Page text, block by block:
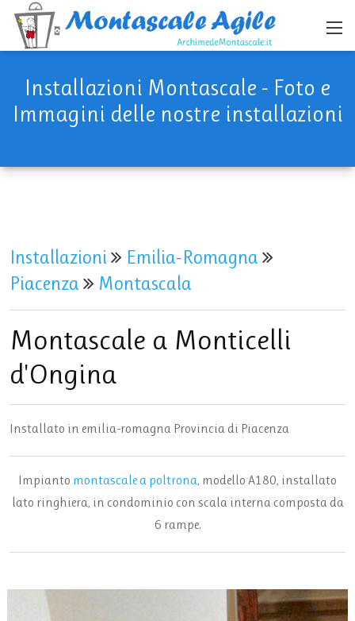
Installazioni Montascale - Foto e
Immagini delle nostre installazioni
Installazioni
Emilia-Romagna
Piacenza
Montascala
Montascale a Monticelli
d'Ongina
Installato in emilia-romagna Provincia di Piacenza
Impianto montascale a poltrona, modello A180, installato
lato ringhiera, in condominio con scala interna composta da
6 rampe.